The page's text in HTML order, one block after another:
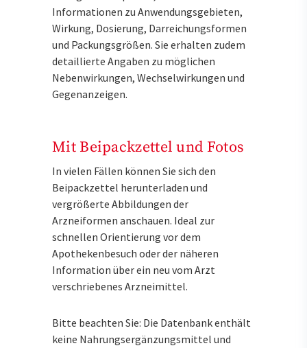
Informationen zu Anwendungsgebieten,
Wirkung, Dosierung, Darreichungsformen
und Packungsgrößen. Sie erhalten zudem
detaillierte Angaben zu möglichen
Nebenwirkungen, Wechselwirkungen und
Gegenanzeigen.
Mit Beipackzettel und Fotos
In vielen Fällen können Sie sich den
Beipackzettel herunterladen und
vergrößerte Abbildungen der
Arzneiformen anschauen. Ideal zur
schnellen Orientierung vor dem
Apothekenbesuch oder der näheren
Information über ein neu vom Arzt
verschriebenes Arzneimittel.
Bitte beachten Sie: Die Datenbank enthält
keine Nahrungsergänzungsmittel und